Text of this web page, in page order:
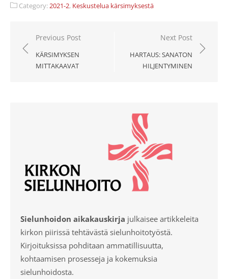
Category:2021-2, Keskustelua kärsimyksestä
Artikkelien
selaus
Previous Post
KÄRSIMYKSEN
MITTAKAAVAT
Next Post
HARTAUS: SANATON
HILJENTYMINEN
Sielunhoidon aikakauskirja julkaisee artikkeleita
kirkon piirissä tehtävästä sielunhoitotyöstä.
Kirjoituksissa pohditaan ammatillisuutta,
kohtaamisen prosesseja ja kokemuksia
sielunhoidosta.